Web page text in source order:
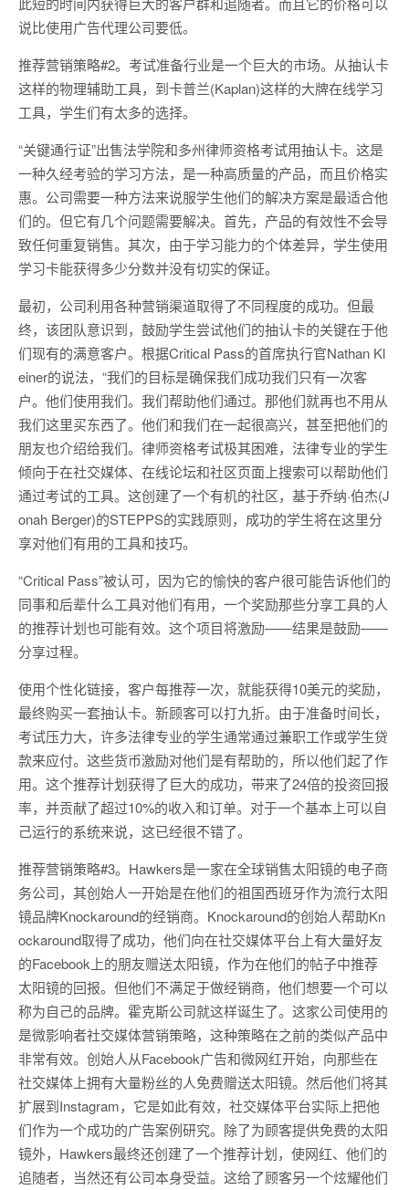
说比使用广告代理公司要低。
推荐营销策略#2。考试准备行业是一个巨大的市场。从抽认卡
这样的物理辅助工具，到卡普兰(Kaplan)这样的大牌在线学习
工具，学生们有太多的选择。
“关键通行证”出售法学院和多州律师资格考试用抽认卡。这是
一种久经考验的学习方法，是一种高质量的产品，而且价格实
惠。公司需要一种方法来说服学生他们的解决方案是最适合他
们的。但它有几个问题需要解决。首先，产品的有效性不会导
致任何重复销售。其次，由于学习能力的个体差异，学生使用
学习卡能获得多少分数并没有切实的保证。
最初，公司利用各种营销渠道取得了不同程度的成功。但最
终，该团队意识到，鼓励学生尝试他们的抽认卡的关键在于他
们现有的满意客户。根据Critical Pass的首席执行官Nathan Kl
einer的说法，“我们的目标是确保我们成功我们只有一次客
户。他们使用我们。我们帮助他们通过。那他们就再也不用从
我们这里买东西了。他们和我们在一起很高兴，甚至把他们的
朋友也介绍给我们。律师资格考试极其困难，法律专业的学生
倾向于在社交媒体、在线论坛和社区页面上搜索可以帮助他们
通过考试的工具。这创建了一个有机的社区，基于乔纳·伯杰(J
onah Berger)的STEPPS的实践原则，成功的学生将在这里分
享对他们有用的工具和技巧。
“Critical Pass”被认可，因为它的愉快的客户很可能告诉他们的
同事和后辈什么工具对他们有用，一个奖励那些分享工具的人
的推荐计划也可能有效。这个项目将激励——结果是鼓励——
分享过程。
使用个性化链接，客户每推荐一次，就能获得10美元的奖励，
最终购买一套抽认卡。新顾客可以打九折。由于准备时间长，
考试压力大，许多法律专业的学生通常通过兼职工作或学生贷
款来应付。这些货币激励对他们是有帮助的，所以他们起了作
用。这个推荐计划获得了巨大的成功，带来了24倍的投资回报
率，并贡献了超过10%的收入和订单。对于一个基本上可以自
己运行的系统来说，这已经很不错了。
推荐营销策略#3。Hawkers是一家在全球销售太阳镜的电子商
务公司，其创始人一开始是在他们的祖国西班牙作为流行太阳
镜品牌Knockaround的经销商。Knockaround的创始人帮助Kn
ockaround取得了成功，他们向在社交媒体平台上有大量好友
的Facebook上的朋友赠送太阳镜，作为在他们的帖子中推荐
太阳镜的回报。但他们不满足于做经销商，他们想要一个可以
称为自己的品牌。霍克斯公司就这样诞生了。这家公司使用的
是微影响者社交媒体营销策略，这种策略在之前的类似产品中
非常有效。创始人从Facebook广告和微网红开始，向那些在
社交媒体上拥有大量粉丝的人免费赠送太阳镜。然后他们将其
扩展到Instagram，它是如此有效，社交媒体平台实际上把他
们作为一个成功的广告案例研究。除了为顾客提供免费的太阳
镜外，Hawkers最终还创建了一个推荐计划，使网红、他们的
追随者，当然还有公司本身受益。这给了顾客另一个炫耀他们